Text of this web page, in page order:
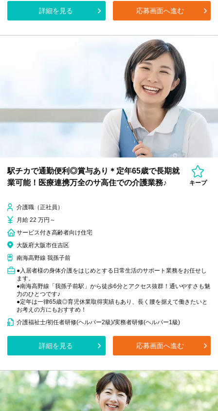
詳細を見る 応募画面へ進む
駅チカで通勤便利◎賞与あり＊定年65歳で長期就
業可能！医療連携万全のサ高住での介護業務♪
キープ
介護職（正社員）
月給 22 万円～
サービス付き高齢者向け住宅
大阪府大阪市住吉区
南海高野線 我孫子前
●入居者様の身体介護をはじめとする日常生活のサポート業務をお任せし
ます。
●南海高野線「我孫子前駅」から徒歩6分とアクセス抜群！通いやすさも魅
力のひとつです♪
●定年は一律65歳◎育児休業取得実績もあり、長く腰を据えて働きたいと
お考えの方にもおすすめ！
介護福祉士/初任者研修(ヘルパー2級)/実務者研修(ヘルパー1級)
詳細を見る 応募画面へ進む